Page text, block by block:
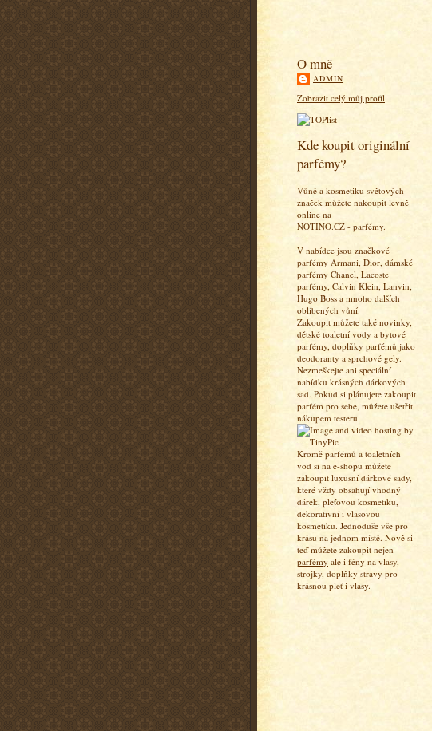
O mně
ADMIN
Zobrazit celý můj profil
Kde koupit originální
parfémy?
Vůně a kosmetiku světových
značek můžete nakoupit levně
online na
NOTINO.CZ - parfémy.
V nabídce jsou značkové
parfémy Armani, Dior, dámské
parfémy Chanel, Lacoste
parfémy, Calvin Klein, Lanvin,
Hugo Boss a mnoho dalších
oblíbených vůní.
Zakoupit můžete také novinky,
dětské toaletní vody a bytové
parfémy, doplňky parfémů jako
deodoranty a sprchové gely.
Nezmeškejte ani speciální
nabídku krásných dárkových
sad. Pokud si plánujete zakoupit
parfém pro sebe, můžete ušetřit
nákupem testeru.
Kromě parfémů a toaletních
vod si na e-shopu můžete
zakoupit luxusní dárkové sady,
které vždy obsahují vhodný
dárek, pleťovou kosmetiku,
dekorativní i vlasovou
kosmetiku. Jednoduše vše pro
krásu na jednom místě. Nově si
teď můžete zakoupit nejen
parfémy ale i fény na vlasy,
strojky, doplňky stravy pro
krásnou pleť i vlasy.